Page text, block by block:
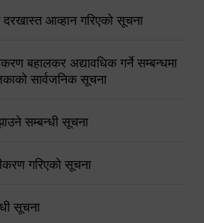
दरखास्त आव्हान गरिएको सूचना
बहालकर अद्यावधिक गर्ने सम्बन्धमा
सार्वजनिक सूचना
सम्बन्धी सूचना
गरिएको सूचना
सूचना